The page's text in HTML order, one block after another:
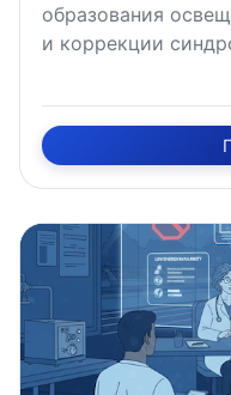
образования
и коррекции
Курс раскрывает
энергетического
формирование
подходы к
возвращения
соревновательной
международных
рекомендаций.
освоения 1